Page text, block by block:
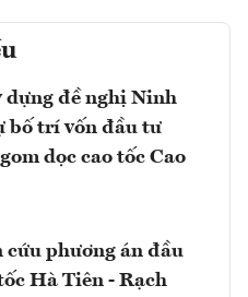
dựng đề nghị Ninh
bố trí vốn đầu tư
dọc cao tốc Cao
cứu phương án đầu
Hà Tiên - Rạch